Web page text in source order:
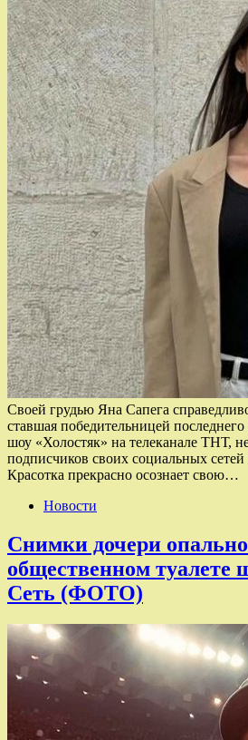
Своей грудью Яна Сапега
ставшая победительницей
шоу «Холостяк» на телеканале ТНТ,
подписчиков своих социальных
Красотка прекрасно осознает свою…
Новости
Снимки дочери
общественном туалете
Сеть (ФОТО)